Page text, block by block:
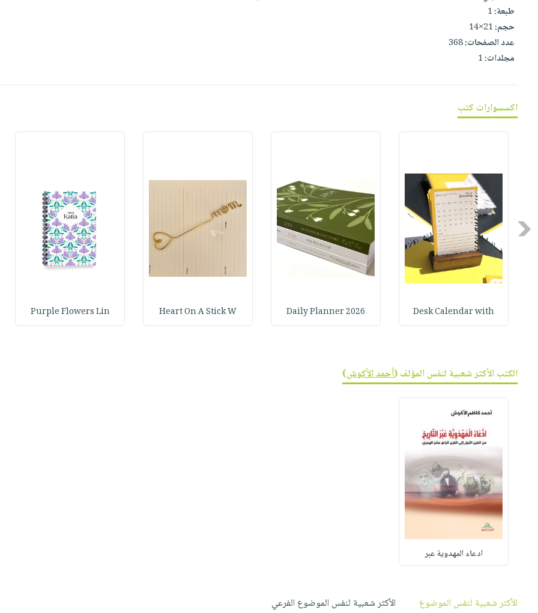
صابون
أطفال
مناسبات
فيديوهات
أسئلة
يتكرر
طرحها
وفرات
انشر
عربة
التسوق
نشرة
طبعة:1
حجم:21×14
عدد الصفحات:368
مجلدات:1
اكسسوارات كتب
Previous
Desk Calendar with
2026 Daily Planner
Heart On A Stick W
Purple Flowers Lin
الكتب الأكثر شعبية لنفس المؤلف (أحمد الأكوش)
ادعاء المهدوية عبر
الأكثر شعبية لنفس الموضوع الأكثر شعبية لنفس الموضوع الفرعي